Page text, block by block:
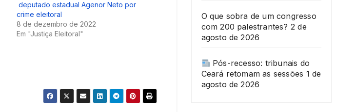
deputado estadual Agenor Neto por
crime eleitoral
8 de dezembro de 2022
Em "Justiça Eleitoral"
O que sobra de um congresso
com 200 palestrantes? 2 de
agosto de 2026
Pós-recesso: tribunais do
Ceará retomam as sessões 1 de
agosto de 2026